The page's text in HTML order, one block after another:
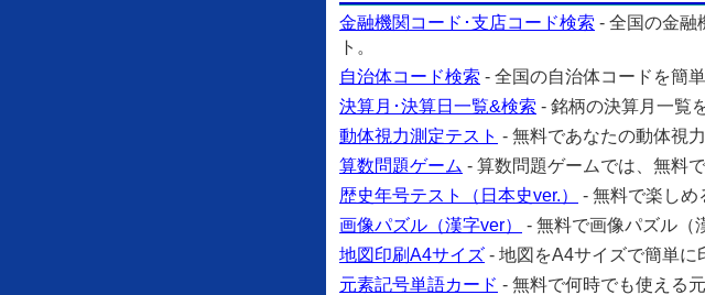
金融機関コード･支店コード検索 - 全国の金融
ト。
自治体コード検索 - 全国の自治体コードを簡
決算月･決算日一覧&検索 - 銘柄の決算月一覧
動体視力測定テスト - 無料であなたの動体視
算数問題ゲーム - 算数問題ゲームでは、無料
歴史年号テスト（日本史ver.）
- 無料で楽しめ
画像パズル（漢字ver）
- 無料で画像パズル（
地図印刷A4サイズ - 地図をA4サイズで簡単に
元素記号単語カード - 無料で何時でも使える